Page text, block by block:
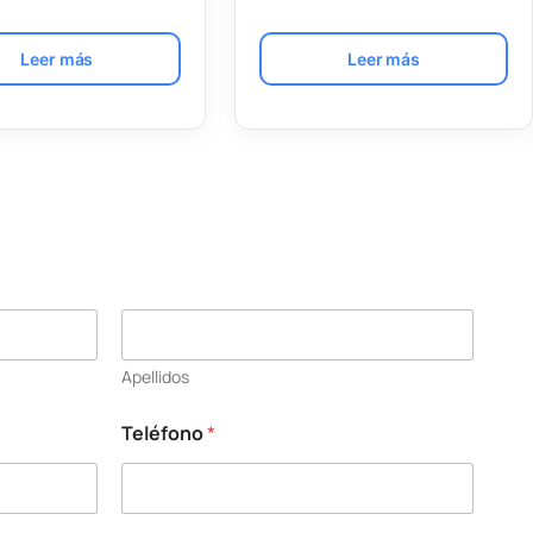
Leer más Leer más
Apellidos
Teléfono*